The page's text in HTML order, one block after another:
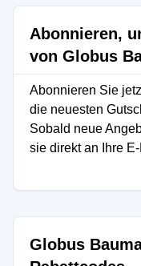
Abonnieren,
von Globus
Abonnieren Sie
die neuesten
Sobald neue
sie direkt an Ihre
Globus